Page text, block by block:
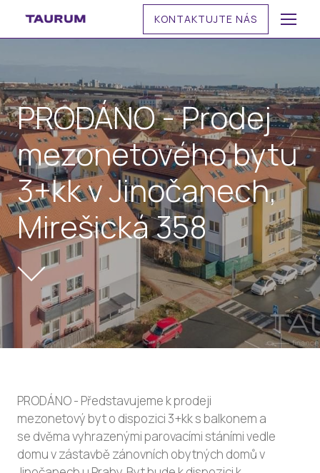
MENU
KONTAKTUJTE NÁS
PRODÁNO - Prodej
mezonetového bytu
3+kk v Jinočanech,
Mirešická 358
PRODÁNO - Představujeme k prodeji
mezonetový byt o dispozici 3+kk s balkonem a
se dvěma vyhrazenými parovacími stáními vedle
domu v zástavbě zánovních obytných domů v